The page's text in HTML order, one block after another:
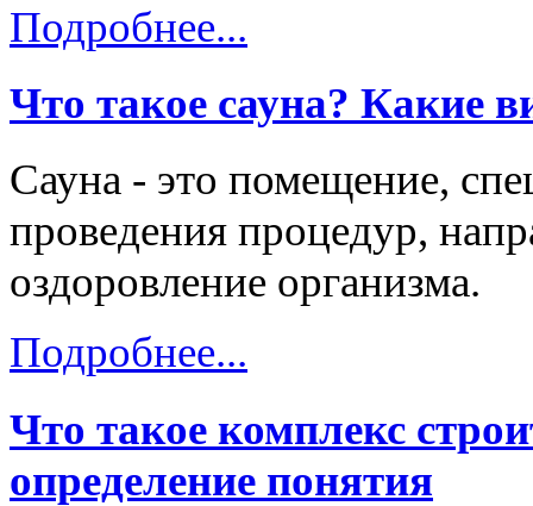
Подробнее...
Что такое сауна? Какие
Сауна - это помещение,
проведения процедур,
оздоровление организма.
Подробнее...
Что такое комплекс
определение понятия